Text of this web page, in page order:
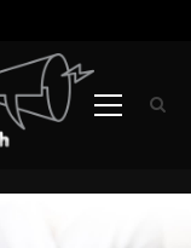
Primary